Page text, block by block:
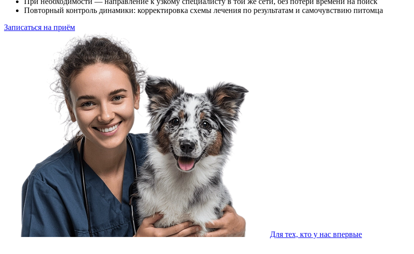
Повторный контроль динамики: корректировка схемы лечения по результатам и самочувствию питомца
Записаться на приём
Для тех, кто у нас впервые